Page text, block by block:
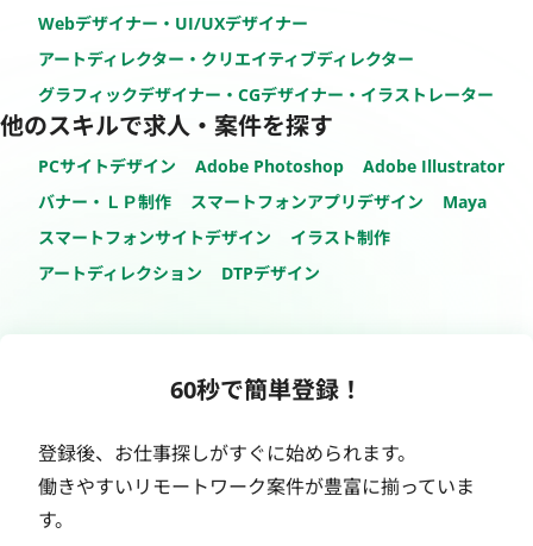
Webデザイナー・UI/UXデザイナー
アートディレクター・クリエイティブディレクター
グラフィックデザイナー・CGデザイナー・イラストレーター
他のスキルで求人・案件を探す
PCサイトデザイン Adobe Photoshop
Adobe Illustrator
バナー・ＬＰ制作
スマートフォンアプリデザイン
Maya
スマートフォンサイトデザイン
イラスト制作
アートディレクション
DTPデザイン
60秒で簡単登録！
登録後、お仕事探しがすぐに始められます。
働きやすいリモートワーク案件が豊富に揃っていま
す。